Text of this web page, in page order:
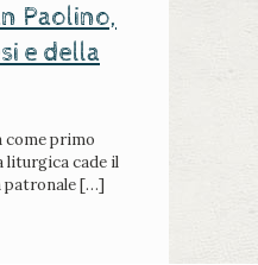
Paolino,
e della
come primo
liturgica cade il
patronale[…]